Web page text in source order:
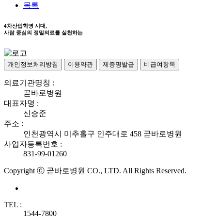
목록
4차산업혁명 시대,
사람 중심의 정밀의료를 실천하는
개인정보처리방침 이용약관 제증명발급 비급여항목
의료기관명칭 :
곧바로병원
대표자명 :
신승준
주소 :
인천광역시 미추홀구 인주대로 458 곧바로병원
사업자등록번호 :
831-99-01260
Copyright ⓒ 곧바로병원 CO., LTD. All Rights Reserved.
TEL :
1544-7800